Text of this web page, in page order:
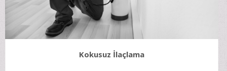
Kokusuz İlaçlama